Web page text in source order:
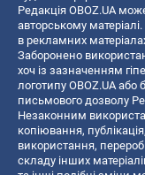
Редакція OBOZ.UA
авторському матеріалі.
в рекламних
Заборонено
хоч із зазначенням
логотипу OBOZ.UA або
письмового дозволу
Незаконним
копiювання,
використання,
складу інших